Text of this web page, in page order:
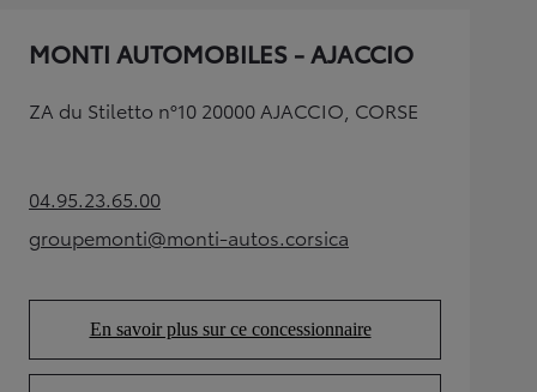
MONTI AUTOMOBILES - AJACCIO
ZA du Stiletto n°10 20000 AJACCIO, CORSE
04.95.23.65.00(Opens in new tab)
groupemonti@monti-autos.corsica
(Opens in new tab)
En savoir plus sur ce concessionnaire
(Opens in new tab)